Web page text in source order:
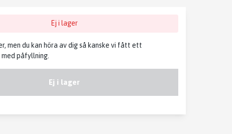
Ej i lager
men du kan höra av dig så kanske vi fått ett
påfyllning.
Ej i lager